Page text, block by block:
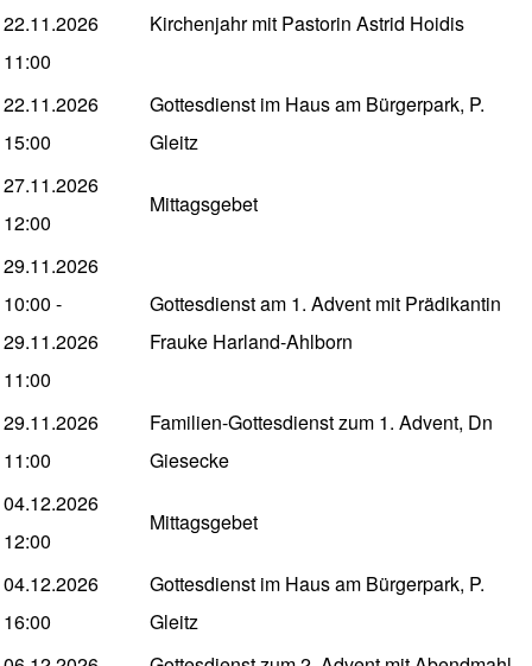
22.11.2026
11:00
Kirchenjahr mit Pastorin Astrid Hoidis
22.11.2026
15:00
Gottesdienst im Haus am Bürgerpark, P.
Gleitz
27.11.2026
12:00
Mittagsgebet
29.11.2026
10:00 -
29.11.2026
11:00
Gottesdienst am 1. Advent mit Prädikantin
Frauke Harland-Ahlborn
29.11.2026
11:00
Familien-Gottesdienst zum 1. Advent, Dn
Giesecke
04.12.2026
12:00
Mittagsgebet
04.12.2026
16:00
Gottesdienst im Haus am Bürgerpark, P.
Gleitz